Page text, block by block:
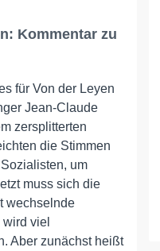
Kommentar zu
für Von der Leyen
Jean-Claude
zersplitterten
die Stimmen
um
muss sich die
wechselnde
viel
Aber zunächst heißt